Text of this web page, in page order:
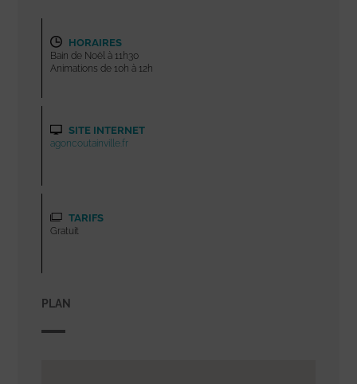
HORAIRES
Bain de Noël à 11h30
Animations de 10h à 12h
SITE INTERNET
agoncoutainville.fr
TARIFS
Gratuit
PLAN